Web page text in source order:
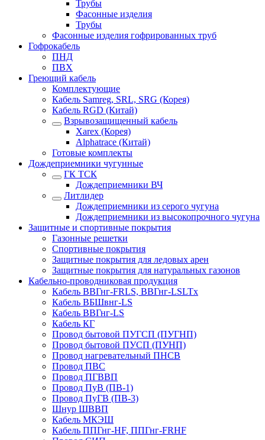
Трубы
Фасонные изделия
Трубы
Фасонные изделия гофрированных труб
Гофрокабель
ПНД
ПВХ
Греющий кабель
Комплектующие
Кабель Samreg, SRL, SRG (Корея)
Кабель RGD (Китай)
Взрывозащищенный кабель
Xarex (Корея)
Alphatrace (Китай)
Готовые комплекты
Дождеприемники чугунные
ГК ТСК
Дождеприемники ВЧ
Литлидер
Дождеприемники из серого чугуна
Дождеприемники из высокопрочного чугуна
Защитные и спортивные покрытия
Газонные решетки
Спортивные покрытия
Защитные покрытия для ледовых арен
Защитные покрытия для натуральных газонов
Кабельно-проводниковая продукция
Кабель ВВГнг-FRLS, ВВГнг-LSLTx
Кабель ВБШвнг-LS
Кабель ВВГнг-LS
Кабель КГ
Провод бытовой ПУГСП (ПУГНП)
Провод бытовой ПУСП (ПУНП)
Провод нагревательный ПНСВ
Провод ПВС
Провод ПГВВП
Провод ПуВ (ПВ-1)
Провод ПуГВ (ПВ-3)
Шнур ШВВП
Кабель МКЭШ
Кабель ППГнг-HF, ППГнг-FRHF